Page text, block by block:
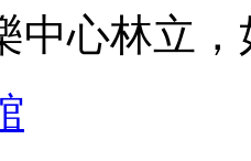
中心林立